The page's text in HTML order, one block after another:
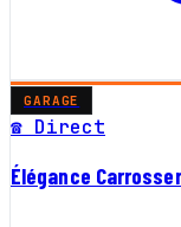
GARAGE
☎ Direct
Élégance